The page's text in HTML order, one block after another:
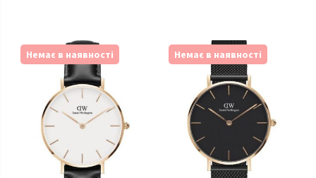
Немає в наявності Немає в наявності